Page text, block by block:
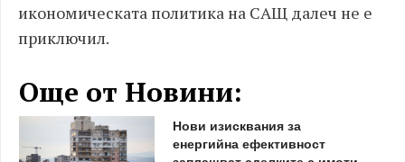
икономическата политика на САЩ далеч не е
приключил.
Още от Новини:
Нови изисквания за
енергийна ефективност